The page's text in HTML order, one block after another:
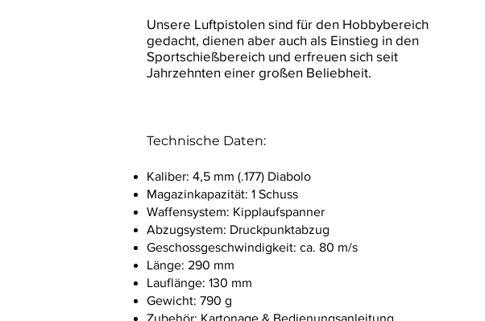
Unsere Luftpistolen sind für den Hobbybereich
gedacht, dienen aber auch als Einstieg in den
Sportschießbereich und erfreuen sich seit
Jahrzehnten einer großen Beliebheit.
Technische Daten:
Kaliber: 4,5 mm (.177) Diabolo
Magazinkapazität: 1 Schuss
Waffensystem: Kipplaufspanner
Abzugsystem: Druckpunktabzug
Geschossgeschwindigkeit: ca. 80 m/s
Länge: 290 mm
Lauflänge: 130 mm
Gewicht: 790 g
Zubehör: Kartonage & Bedienungsanleitung